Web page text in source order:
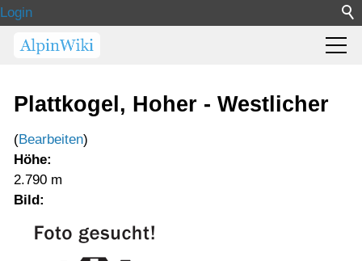
Login
Plattkogel, Hoher - Westlicher
(Bearbeiten)
Höhe:
2.790 m
Bild: